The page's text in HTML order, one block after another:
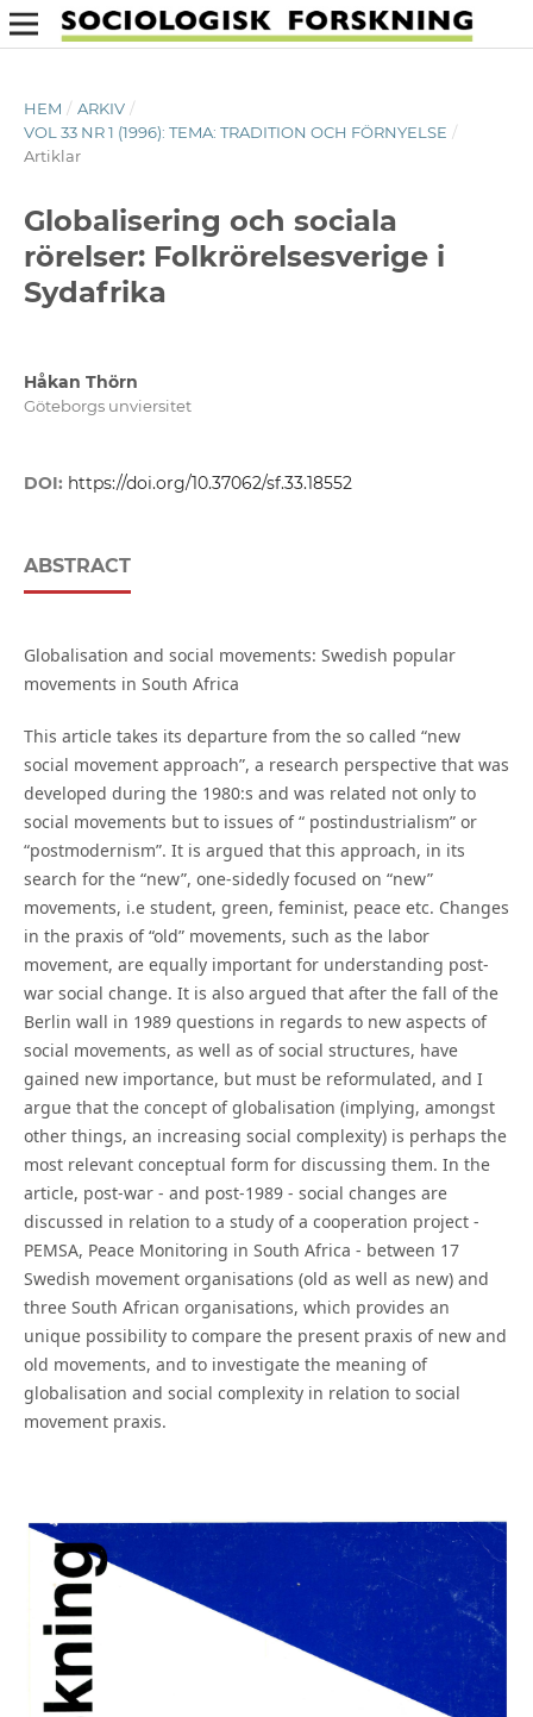
HEM / ARKIV /
VOL 33 NR 1 (1996): TEMA: TRADITION OCH FÖRNYELSE /
Artiklar
Globalisering och sociala
rörelser: Folkrörelsesverige i
Sydafrika
Håkan Thörn
Göteborgs unviersitet
DOI: https://doi.org/10.37062/sf.33.18552
ABSTRACT
Globalisation and social movements: Swedish popular
movements in South Africa
This article takes its departure from the so called “new
social movement approach”, a research perspective that was
developed during the 1980:s and was related not only to
social movements but to issues of “ postindustrialism” or
“postmodernism”. It is argued that this approach, in its
search for the “new”, one-sidedly focused on “new”
movements, i.e student, green, feminist, peace etc. Changes
in the praxis of “old” movements, such as the labor
movement, are equally important for understanding post-
war social change. It is also argued that after the fall of the
Berlin wall in 1989 questions in regards to new aspects of
social movements, as well as of social structures, have
gained new importance, but must be reformulated, and I
argue that the concept of globalisation (implying, amongst
other things, an increasing social complexity) is perhaps the
most relevant conceptual form for discussing them. In the
article, post-war - and post-1989 - social changes are
discussed in relation to a study of a cooperation project -
PEMSA, Peace Monitoring in South Africa - between 17
Swedish movement organisations (old as well as new) and
three South African organisations, which provides an
unique possibility to compare the present praxis of new and
old movements, and to investigate the meaning of
globalisation and social complexity in relation to social
movement praxis.